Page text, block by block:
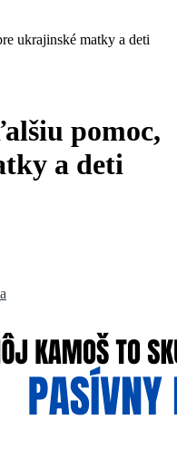
ukrajinské matky a deti
pomoc,
a deti